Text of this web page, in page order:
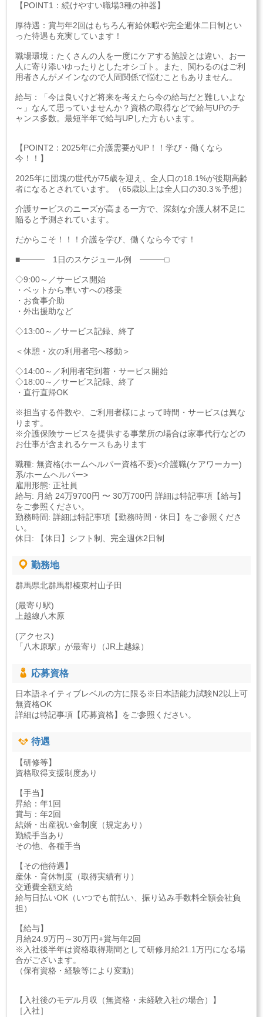
【POINT1：続けやすい職場3種の神器】
厚待遇：賞与年2回はもちろん有給休暇や完全週休二日制とい
った待遇も充実しています！
職場環境：たくさんの人を一度にケアする施設とは違い、お一
人に寄り添いゆったりとしたオシゴト。また、関わるのはご利
用者さんがメインなので人間関係で悩むこともありません。
給与：「今は良いけど将来を考えたら今の給与だと難しいよな
～」なんて思っていませんか？資格の取得などで給与UPのチ
ャンス多数。最短半年で給与UPした方もいます。
【POINT2：2025年に介護需要がUP！！学び・働くなら
今！！】
2025年に団塊の世代が75歳を迎え、全人口の18.1%が後期高齢
者になるとされています。（65歳以上は全人口の30.3％予想）
介護サービスのニーズが高まる一方で、深刻な介護人材不足に
陥ると予測されています。
だからこそ！！！介護を学び、働くなら今です！
■━━━ 1日のスケジュール例 ━━━□
◇9:00～／サービス開始
・ベットから車いすへの移乗
・お食事介助
・外出援助など
◇13:00～／サービス記録、終了
＜休憩・次の利用者宅へ移動＞
◇14:00～／利用者宅到着・サービス開始
◇18:00～／サービス記録、終了
・直行直帰OK
※担当する件数や、ご利用者様によって時間・サービスは異な
ります。
※介護保険サービスを提供する事業所の場合は家事代行などの
お仕事が含まれるケースもあります
職種: 無資格(ホームヘルパー資格不要)<介護職(ケアワーカー)
系/ホームヘルパー>
雇用形態: 正社員
給与: 月給 24万9700円 〜 30万700円 詳細は特記事項【給与】
をご参照ください。
勤務時間: 詳細は特記事項【勤務時間・休日】をご参照くださ
い。
休日: 【休日】シフト制、完全週休2日制
勤務地
群馬県北群馬郡榛東村山子田
(最寄り駅)
上越線八木原
(アクセス)
「八木原駅」が最寄り（JR上越線）
応募資格
日本語ネイティブレベルの方に限る※日本語能力試験N2以上可
無資格OK
詳細は特記事項【応募資格】をご参照ください。
待遇
【研修等】
資格取得支援制度あり
【手当】
昇給：年1回
賞与：年2回
結婚・出産祝い金制度（規定あり）
勤続手当あり
その他、各種手当
【その他待遇】
産休・育休制度（取得実績有り）
交通費全額支給
給与日払いOK（いつでも前払い、振り込み手数料全額会社負
担）
【給与】
月給24.9万円～30万円+賞与年2回
※入社後半年は資格取得期間として研修月給21.1万円になる場
合がございます。
（保有資格・経験等により変動）
【入社後のモデル月収（無資格・未経験入社の場合）】
［入社］